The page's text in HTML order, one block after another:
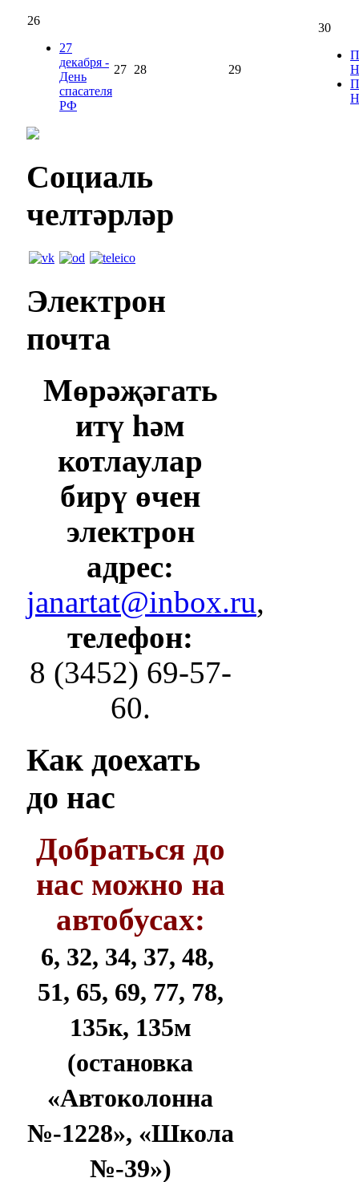
26
27
декабря -
День
спасателя
РФ
27 28 29
30
Социаль
челтәрләр
Электрон
почта
Мөрәҗәгать
итү һәм
котлаулар
бирү өчен
электрон
адрес:
janartat@inbox.ru,
телефон:
8 (3452) 69-57-
60.
Как доехать
до нас
Добраться до
нас можно на
автобусах:
6, 32, 34, 37, 48,
51, 65, 69, 77, 78,
135к, 135м
(остановка
«Автоколонна
№-1228», «Школа
№-39»)